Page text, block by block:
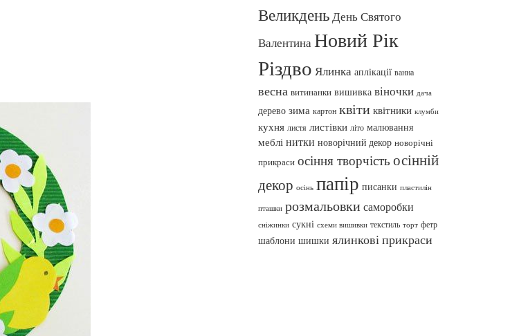
ВеликденьДень Святого
ВалентинаНовий Рік
Різдво Ялинка аплікації ванна
весна витинанки вишивка віночки дача
дерево зима картон квіти квітники клумби
кухня листя листівки літо малювання
меблі нитки новорічний декор новорічні
прикраси осіння творчість осінній
декор осінь папір писанки пластилін
пташки розмальовки саморобки
сніжинки сукні схеми вишивки текстиль торт фетр
шаблони шишки ялинкові прикраси